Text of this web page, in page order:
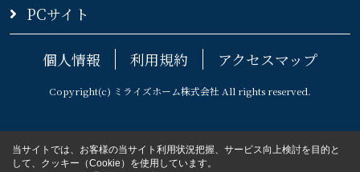
PCサイト
個人情報 利用規約 アクセスマップ
Copyright(c) ミライズホーム株式会社 All rights reserved.
当サイトでは、お客様の当サイト利用状況把握、サービス向上検討を目的と
して、クッキー（Cookie）を使用しています。